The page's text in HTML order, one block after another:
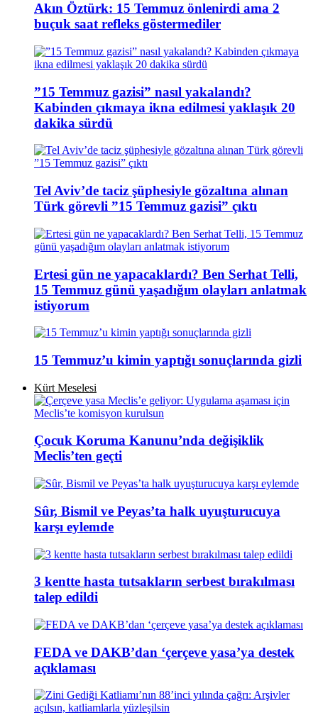
Akın Öztürk: 15 Temmuz önlenirdi ama 2
buçuk saat refleks göstermediler
”15 Temmuz gazisi” nasıl yakalandı?
Kabinden çıkmaya ikna edilmesi yaklaşık 20
dakika sürdü
Tel Aviv’de taciz şüphesiyle gözaltına alınan
Türk görevli ”15 Temmuz gazisi” çıktı
Ertesi gün ne yapacaklardı? Ben Serhat Telli,
15 Temmuz günü yaşadığım olayları anlatmak
istiyorum
15 Temmuz’u kimin yaptığı sonuçlarında gizli
Kürt Meselesi
Çocuk Koruma Kanunu’nda değişiklik
Meclis’ten geçti
Sûr, Bismil ve Peyas’ta halk uyuşturucuya
karşı eylemde
3 kentte hasta tutsakların serbest bırakılması
talep edildi
FEDA ve DAKB’dan ‘çerçeve yasa’ya destek
açıklaması